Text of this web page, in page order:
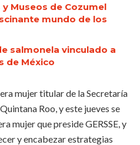
Museos de Cozumel
mundo de los
salmonela vinculado a
de México
mujer titular de la Secretaría
Roo, y este jueves se
mujer que preside GERSSE, y
y encabezar estrategias